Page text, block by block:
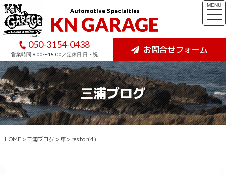
050-3154-0438
営業時間 9:00〜18:00／定休日 日・祝 お問合せフォーム
MENU
三浦ブログ
HOME >三浦ブログ>車>restor(4)